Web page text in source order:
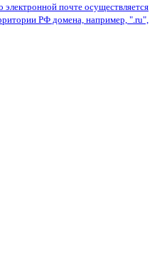
почте осуществляется
РФ домена, например, ".ru",